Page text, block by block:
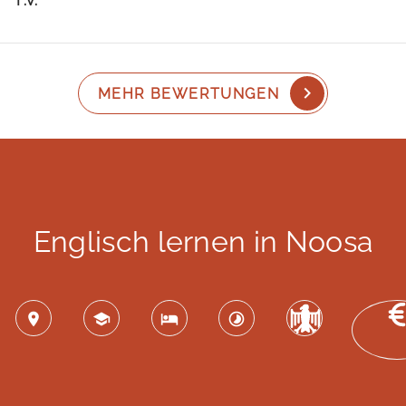
MEHR BEWERTUNGEN
Englisch lernen in Noosa